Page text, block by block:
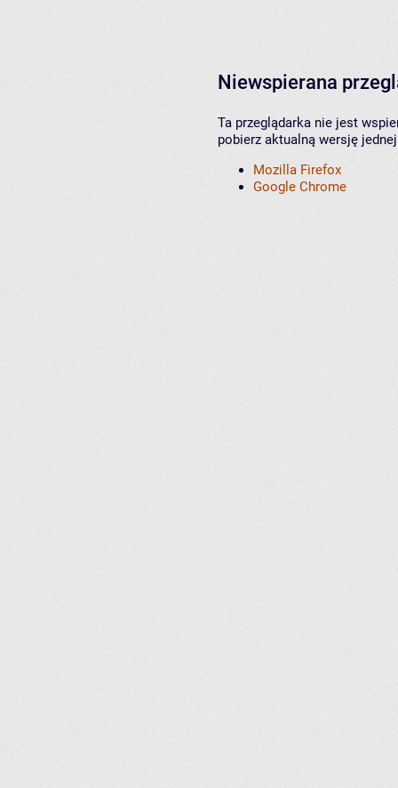
Niewspierana
Ta przeglądarka nie jest
pobierz aktualną wersję
Mozilla Firefox
Google Chrome